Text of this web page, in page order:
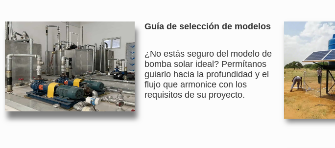
Guía de selección de modelos
¿No estás seguro del modelo de
bomba solar ideal? Permítanos
guiarlo hacia la profundidad y el
flujo que armonice con los
requisitos de su proyecto.